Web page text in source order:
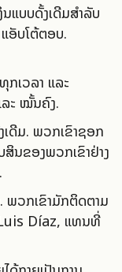
ແບບດັ້ງເດີມສຳລັບ
ອັບໂຕ້ຕອບ.
ເວລາ ແລະ
ະ ໝັ້ນຄົງ.
ເດີມ. ພວກເຂົາຊອກ
ນຂອງພວກເຂົາຢ່າງ
ວກເຂົາມັກຕິດຕາມ
Díaz, ແທນທີ່